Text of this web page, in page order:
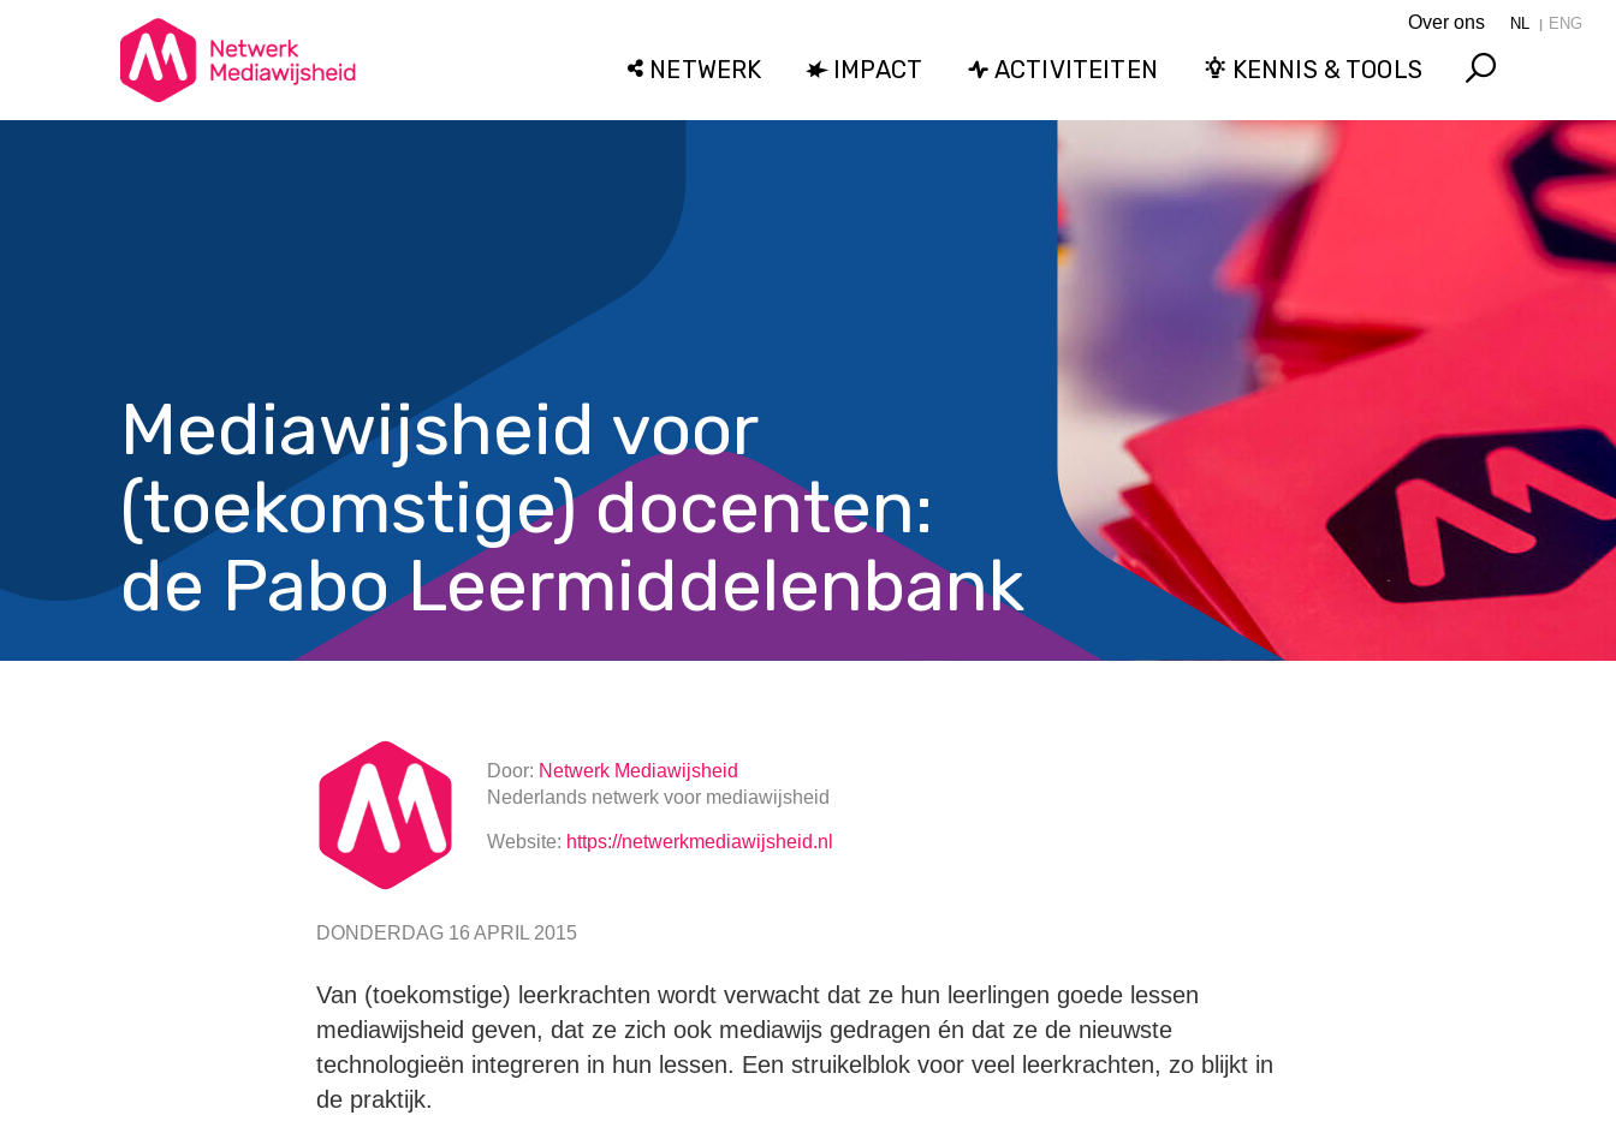
Over ons NL ENG
NETWERK IMPACT ACTIVITEITEN KENNIS & TOOLS
Mediawijsheid voor
(toekomstige) docenten:
de Pabo Leermiddelenbank
Door: Netwerk Mediawijsheid
Nederlands netwerk voor mediawijsheid
Website: https://netwerkmediawijsheid.nl
DONDERDAG 16 APRIL 2015
Van (toekomstige) leerkrachten wordt verwacht dat ze hun leerlingen goede lessen
mediawijsheid geven, dat ze zich ook mediawijs gedragen én dat ze de nieuwste
technologieën integreren in hun lessen. Een struikelblok voor veel leerkrachten, zo blijkt in
de praktijk.